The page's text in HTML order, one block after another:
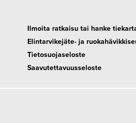
Ilmoita ratkaisu tai hanke
Elintarvikejäte- ja
Tietosuojaseloste
Saavutettavuusseloste